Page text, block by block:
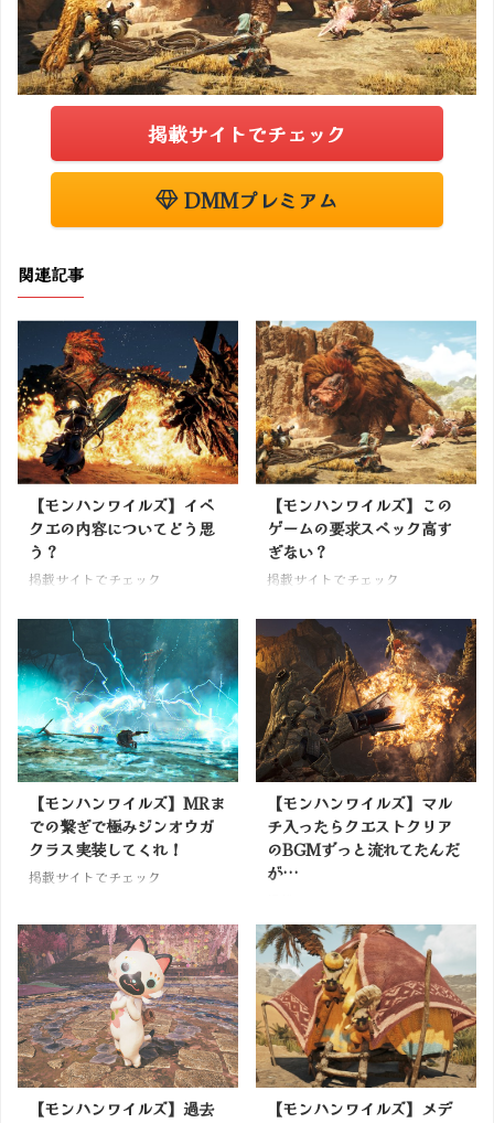
掲載サイトでチェック
DMMプレミアム
関連記事
【モンハンワイルズ】イベ
クエの内容についてどう思
う？
掲載サイトでチェック
【モンハンワイルズ】この
ゲームの要求スペック高す
ぎない？
掲載サイトでチェック
【モンハンワイルズ】MRま
での繋ぎで極みジンオウガ
クラス実装してくれ！
掲載サイトでチェック
【モンハンワイルズ】マル
チ入ったらクエストクリア
のBGMずっと流れてたんだ
が…
【モンハンワイルズ】過去
【モンハンワイルズ】メデ